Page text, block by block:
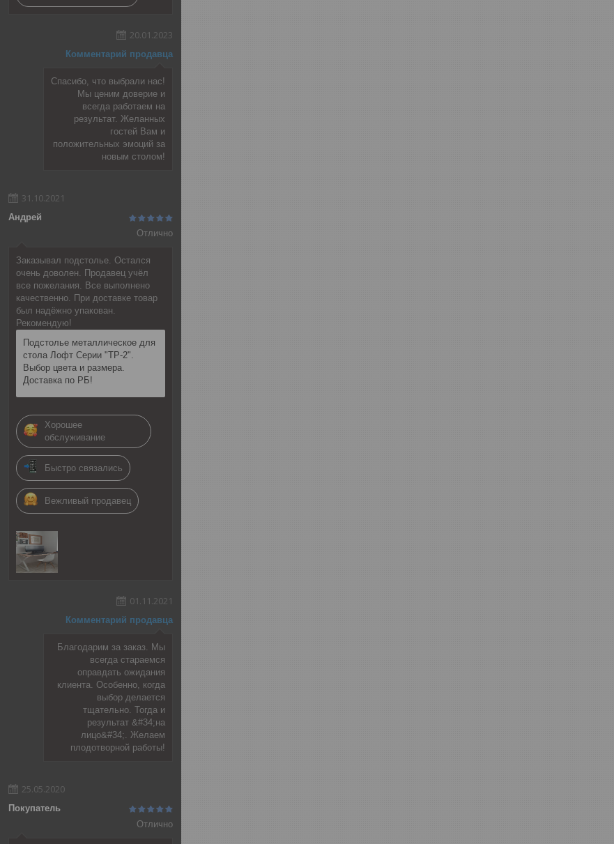
20.01.2023
Комментарий продавца
Спасибо, что выбрали нас!
Мы ценим доверие и
всегда работаем на
результат. Желанных
гостей Вам и
положительных эмоций за
новым столом!
31.10.2021
Андрей
Отлично
Заказывал подстолье. Остался
очень доволен. Продавец учёл
все пожелания. Все выполнено
качественно. При доставке товар
был надёжно упакован.
Рекомендую!
Подстолье металлическое для
стола Лофт Серии "ТР-2".
Выбор цвета и размера.
Доставка по РБ!
Хорошее
обслуживание
Быстро связались
Вежливый продавец
01.11.2021
Комментарий продавца
Благодарим за заказ. Мы
всегда стараемся
оправдать ожидания
клиента. Особенно, когда
выбор делается
тщательно. Тогда и
результат &#34;на
лицо&#34;. Желаем
плодотворной работы!
25.05.2020
Покупатель
Отлично